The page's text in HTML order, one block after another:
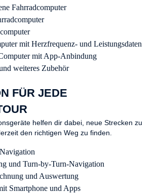
Fahrradcomputer
mit Herzfrequenz- und Leistungsdaten
mit App-Anbindung
weiteres Zubehör
FÜR JEDE
helfen dir dabei, neue Strecken zu
den richtigen Weg zu finden.
und Turn-by-Turn-Navigation
und Auswertung
Smartphone und Apps